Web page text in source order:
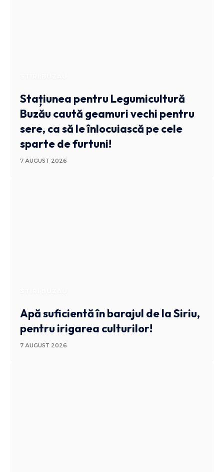
Stațiunea pentru Legumicultură
Buzău caută geamuri vechi pentru
sere, ca să le înlocuiască pe cele
sparte de furtuni!
7 AUGUST 2026
Apă suficientă în barajul de la Siriu,
pentru irigarea culturilor!
7 AUGUST 2026